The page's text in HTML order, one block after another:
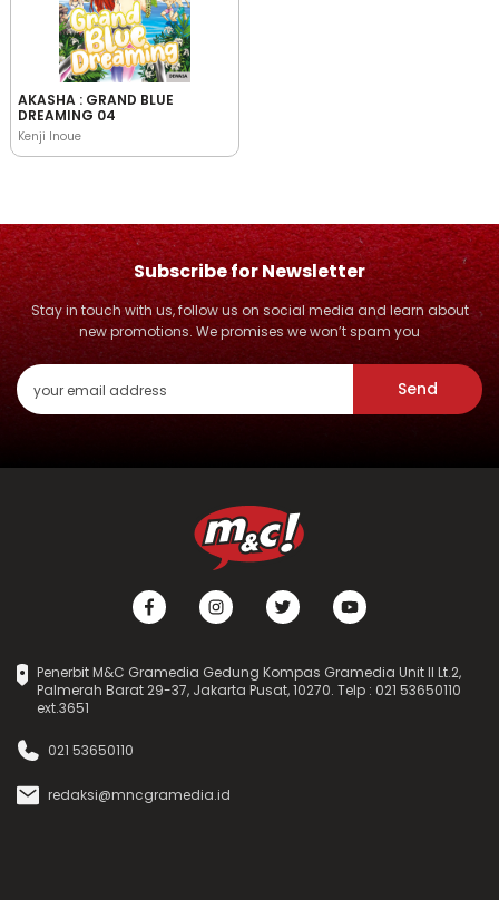
AKASHA : GRAND BLUE
DREAMING 04
Kenji Inoue
Subscribe for Newsletter
Stay in touch with us, follow us on social media and learn about
new promotions. We promises we won’t spam you
Send
Penerbit M&C Gramedia Gedung Kompas Gramedia Unit II Lt.2,
Palmerah Barat 29-37, Jakarta Pusat, 10270. Telp : 021 53650110
ext.3651
021 53650110
redaksi@mncgramedia.id